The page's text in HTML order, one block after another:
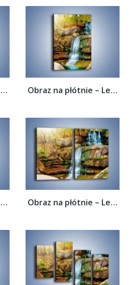
Obraz na płótnie – Leśne podłoże późną... Obraz na płótnie – Leśne podłoże późną...
Obraz na płótnie – Leśne podłoże późną... Obraz na płótnie – Leśne podłoże późną...